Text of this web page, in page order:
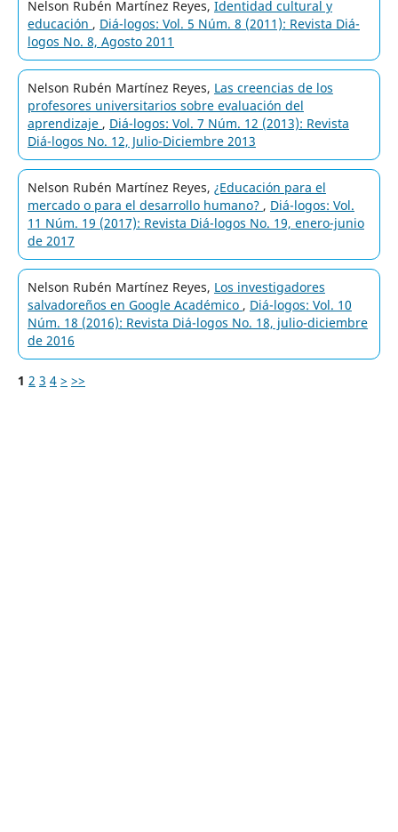
Nelson Rubén Martínez Reyes, Identidad cultural y
educación , Diá-logos: Vol. 5 Núm. 8 (2011): Revista Diá-
logos No. 8, Agosto 2011
Nelson Rubén Martínez Reyes, Las creencias de los
profesores universitarios sobre evaluación del
aprendizaje , Diá-logos: Vol. 7 Núm. 12 (2013): Revista
Diá-logos No. 12, Julio-Diciembre 2013
Nelson Rubén Martínez Reyes, ¿Educación para el
mercado o para el desarrollo humano? , Diá-logos: Vol.
11 Núm. 19 (2017): Revista Diá-logos No. 19, enero-junio
de 2017
Nelson Rubén Martínez Reyes, Los investigadores
salvadoreños en Google Académico , Diá-logos: Vol. 10
Núm. 18 (2016): Revista Diá-logos No. 18, julio-diciembre
de 2016
1 2 3 4 > >>